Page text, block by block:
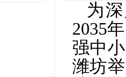
为
2035
强中
潍坊